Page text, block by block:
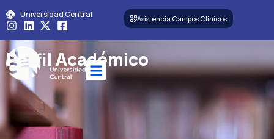
Universidad Central Asistencia Campos Clínicos
Perfil Académico